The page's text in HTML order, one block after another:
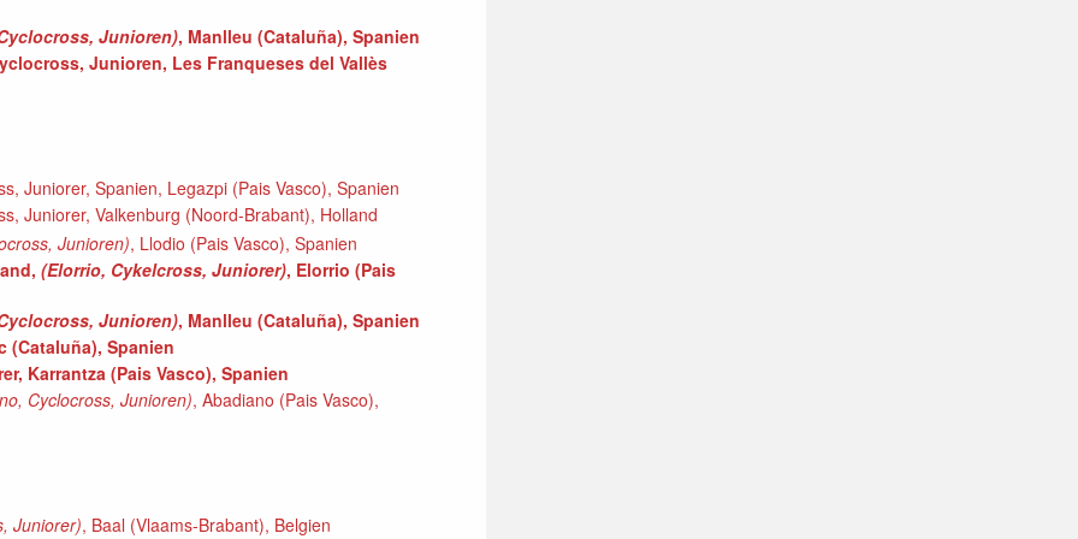
Junioren), Manlleu (Cataluña), Spanien
Junioren, Les Franqueses del Vallès
Juniorer, Spanien, Legazpi (Pais Vasco), Spanien
Juniorer, Valkenburg (Noord-Brabant), Holland
Junioren), Llodio (Pais Vasco), Spanien
(Elorrio, Cykelcross, Juniorer), Elorrio (Pais
Junioren), Manlleu (Cataluña), Spanien
(Cataluña), Spanien
Karrantza (Pais Vasco), Spanien
Cyclocross, Junioren), Abadiano (Pais Vasco),
Juniorer), Baal (Vlaams-Brabant), Belgien